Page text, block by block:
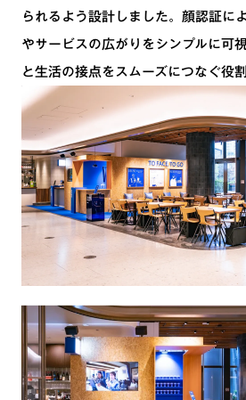
られるよう設計しました。顔認証に
やサービスの広がりをシンプルに可
と生活の接点をスムーズにつなぐ役